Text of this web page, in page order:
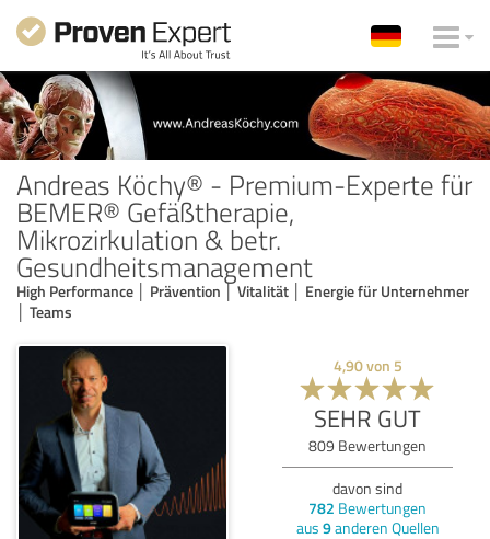
Andreas Köchy® - Premium-Experte für
BEMER® Gefäßtherapie,
Mikrozirkulation & betr.
Gesundheitsmanagement
High Performance │ Prävention │ Vitalität │ Energie für Unternehmer
│ Teams
4,90von 5
SEHR GUT
809 Bewertungen
davon sind
782 Bewertungen
aus 9anderen Quellen